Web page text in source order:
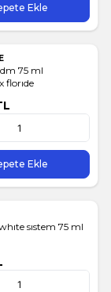
Ekle
75 ml
florıde
Ekle
sıstem 75 ml